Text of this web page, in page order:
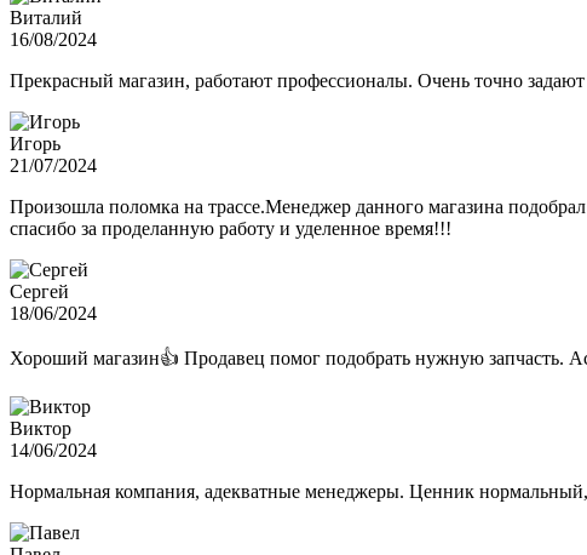
Виталий
16/08/2024
Прекрасный магазин, работают профессионалы. Очень точно
Игорь
21/07/2024
Произошла поломка на трассе.Менеджер данного магазина
спасибо за проделанную работу и уделенное время!!!
Сергей
18/06/2024
Хороший магазин👍 Продавец помог подобрать нужную запчасть.
Виктор
14/06/2024
Нормальная компания, адекватные менеджеры. Ценник